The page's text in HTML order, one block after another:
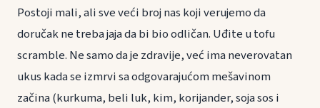
Postoji mali, ali sve veći broj nas koji verujemo da
doručak ne treba jaja da bi bio odličan. Uđite u tofu
scramble. Ne samo da je zdravije, već ima neverovatan
ukus kada se izmrvi sa odgovarajućom mešavinom
začina (kurkuma, beli luk, kim, korijander, soja sos i